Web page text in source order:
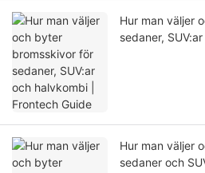
Hur man väljer
sedaner,
Hur man väljer
sedaner och